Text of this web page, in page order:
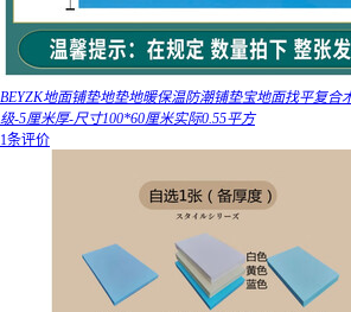
BEYZK地面铺垫地垫地暖保温防潮铺垫宝地面找平复合
级-5厘米厚-尺寸100*60厘米实际0.55平方
1条评价